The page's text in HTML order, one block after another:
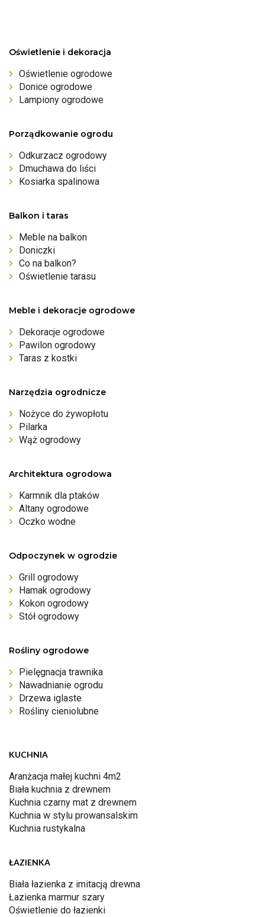
Oświetlenie i dekoracja
Oświetlenie ogrodowe
Donice ogrodowe
Lampiony ogrodowe
Porządkowanie ogrodu
Odkurzacz ogrodowy
Dmuchawa do liści
Kosiarka spalinowa
Balkon i taras
Meble na balkon
Doniczki
Co na balkon?
Oświetlenie tarasu
Meble i dekoracje ogrodowe
Dekoracje ogrodowe
Pawilon ogrodowy
Taras z kostki
Narzędzia ogrodnicze
Nożyce do żywopłotu
Pilarka
Wąż ogrodowy
Architektura ogrodowa
Karmnik dla ptaków
Altany ogrodowe
Oczko wodne
Odpoczynek w ogrodzie
Grill ogrodowy
Hamak ogrodowy
Kokon ogrodowy
Stół ogrodowy
Rośliny ogrodowe
Pielęgnacja trawnika
Nawadnianie ogrodu
Drzewa iglaste
Rośliny cieniolubne
KUCHNIA
Aranżacja małej kuchni 4m2
Biała kuchnia z drewnem
Kuchnia czarny mat z drewnem
Kuchnia w stylu prowansalskim
Kuchnia rustykalna
ŁAZIENKA
Biała łazienka z imitacją drewna
Łazienka marmur szary
Oświetlenie do łazienki